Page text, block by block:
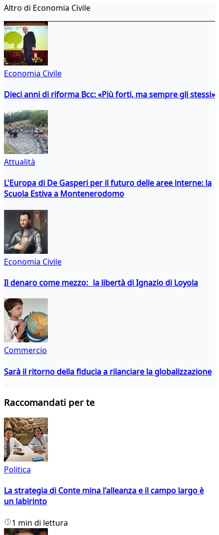
Altro di Economia Civile
Economia Civile
Dieci anni di riforma Bcc: «Più forti, ma sempre gli stessi»
Attualità
L'Europa di De Gasperi per il futuro delle aree interne: la
Scuola Estiva a Montenerodomo
Economia Civile
Il denaro come mezzo: la libertà di Ignazio di Loyola
Commercio
Sarà il ritorno della fiducia a rilanciare la globalizzazione
Raccomandati per te
Politica
La strategia di Conte mina l'alleanza e il campo largo è
un labirinto
1 min di lettura